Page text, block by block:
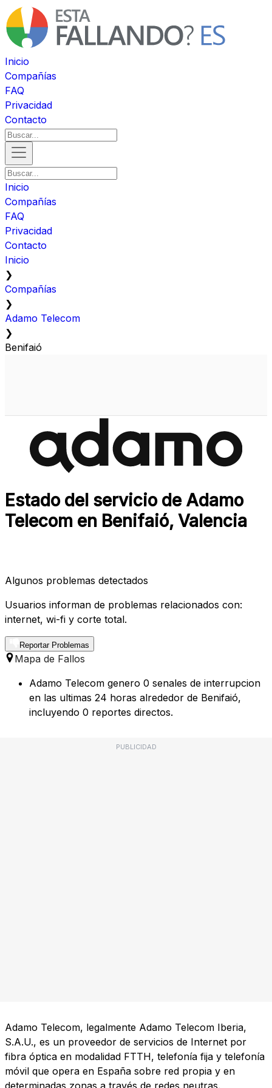
Inicio
Compañías
FAQ
Privacidad
Contacto
Inicio
Compañías
FAQ
Privacidad
Contacto
Inicio
❯
Compañías
❯
Adamo Telecom
❯
Benifaió
Estado del servicio de Adamo
Telecom en Benifaió, Valencia
Algunos problemas detectados
Usuarios informan de problemas relacionados con:
internet, wi-fi y corte total.
Reportar Problemas
Mapa de Fallos
Adamo Telecom genero 0 senales de interrupcion
en las ultimas 24 horas alrededor de Benifaió,
incluyendo 0 reportes directos.
PUBLICIDAD
Adamo Telecom, legalmente Adamo Telecom Iberia,
S.A.U., es un proveedor de servicios de Internet por
fibra óptica en modalidad FTTH, telefonía fija y telefonía
móvil que opera en España sobre red propia y en